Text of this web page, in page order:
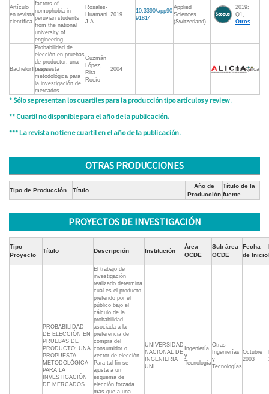
Artículo
en revista
científica
factors of
nomophobia in
peruvian students
from the national
university of
engineering
Rosales-
Huamani
J.A.
2019
10.3390/app90
91814
Applied
Sciences
(Switzerland)
2019:
Q1,
Otros
BachelorThesis
Probabilidad de
elección en pruebas
de productor: una
propuesta
metodológica para
la investigación de
mercados
Guzmán
López,
Rita
Rocío
2004 No Aplica
* Sólo se presentan los cuartiles para la producción tipo artículos y review.
** Cuartil no disponible para el año de la publicación.
*** La revista no tiene cuartil en el año de la publicación.
OTRAS PRODUCCIONES
Tipo de Producción Título
Año de
Producción
Título de la
fuente
PROYECTOS DE INVESTIGACIÓN
Tipo
Proyecto
Título Descripción Institución
Área
OCDE
Sub área
OCDE
Fecha
de Inicio
PROBABILIDAD
DE ELECCIÓN EN
PRUEBAS DE
PRODUCTO: UNA
PROPUESTA
METODOLÓGICA
PARA LA
INVESTIGACIÓN
DE MERCADOS
El trabajo de
investigación
realizado determina
cuál es el producto
preferido por el
público bajo el
cálculo de la
probabilidad
asociada a la
preferencia de
compra del
consumidor o
vector de elección.
Para tal fin se
ajusta a un
esquema de
elección forzada
más que a una
UNIVERSIDAD
NACIONAL DE
INGENIERIA
UNI
Ingeniería
y
Tecnología
Otras
Ingenierías
y
Tecnologías
Octubre
2003